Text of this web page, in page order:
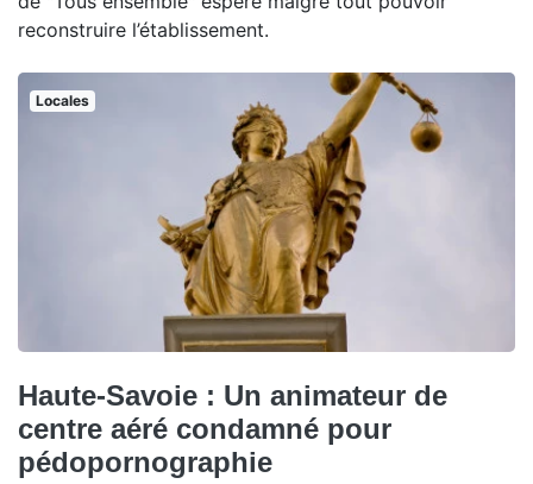
reconstruire l’établissement.
Locales
Haute-Savoie : Un animateur de
centre aéré condamné pour
pédopornographie